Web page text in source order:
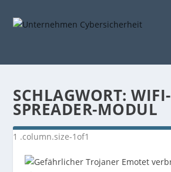
SCHLAGWORT:WIFI-
SPREADER-MODUL